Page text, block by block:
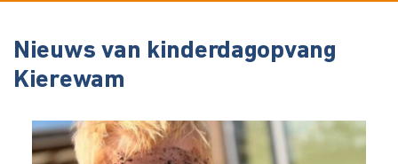
Nieuws van kinderdagopvang
Kierewam